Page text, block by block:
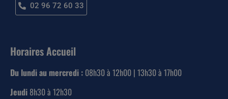
02 96 72 60 33
Horaires Accueil
Du lundi au mercredi : 08h30 à 12h00 | 13h30 à 17h00
Jeudi 8h30 à 12h30